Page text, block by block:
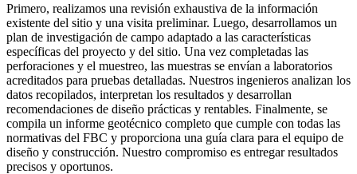
Primero, realizamos una revisión exhaustiva de la información
existente del sitio y una visita preliminar. Luego, desarrollamos un
plan de investigación de campo adaptado a las características
específicas del proyecto y del sitio. Una vez completadas las
perforaciones y el muestreo, las muestras se envían a laboratorios
acreditados para pruebas detalladas. Nuestros ingenieros analizan los
datos recopilados, interpretan los resultados y desarrollan
recomendaciones de diseño prácticas y rentables. Finalmente, se
compila un informe geotécnico completo que cumple con todas las
normativas del FBC y proporciona una guía clara para el equipo de
diseño y construcción. Nuestro compromiso es entregar resultados
precisos y oportunos.